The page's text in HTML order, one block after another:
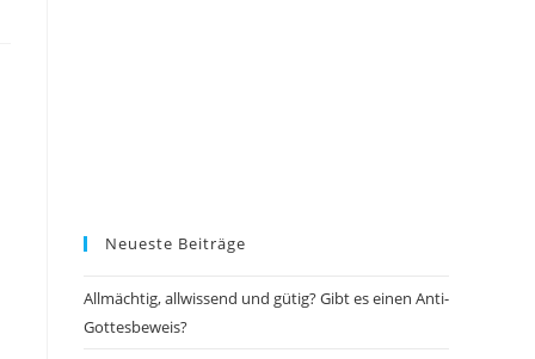
Neueste Beiträge
Allmächtig, allwissend und gütig? Gibt es einen Anti-
Gottesbeweis?